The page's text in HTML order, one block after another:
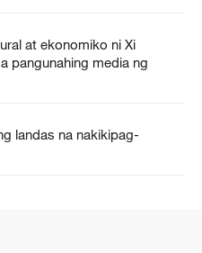
at ekonomiko ni Xi
pangunahing media ng
landas na nakikipag-